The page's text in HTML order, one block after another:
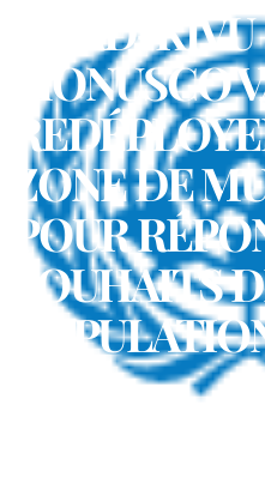
NORD-
MONUSCO
ZONE DE
POUR
SOUHAITS